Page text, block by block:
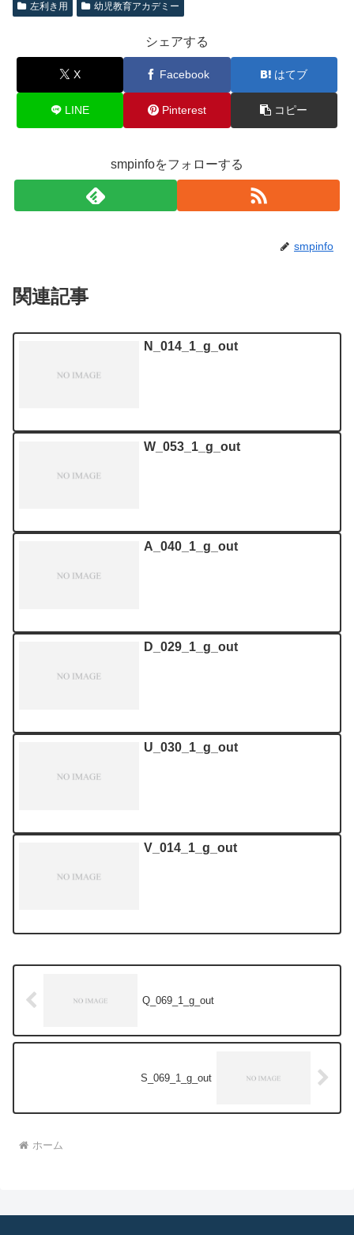
左利き用
幼児教育アカデミー
シェアする
X Facebook はてブ
LINE Pinterest コピー
smpinfoをフォローする
smpinfo
関連記事
N_014_1_g_out
W_053_1_g_out
A_040_1_g_out
D_029_1_g_out
U_030_1_g_out
V_014_1_g_out
Q_069_1_g_out
S_069_1_g_out
ホーム